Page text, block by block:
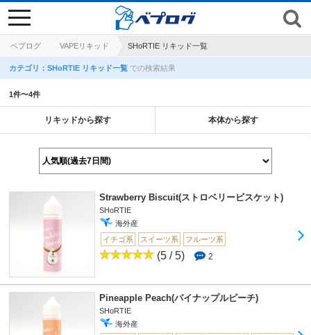
ベプログ VAPEリキッド SHoRTIE リキッド一覧
toggle
navigation
カテゴリ：SHoRTIE リキッド一覧 での検索結果
1件〜4件
リキッドから探す 本体から探す
Strawberry Biscuit(ストロベリービスケット)
SHoRTIE
海外産
イチゴ系
スイーツ系 フルーツ系
(5 / 5) 2
Pineapple Peach(パイナップルピーチ)
SHoRTIE
海外産